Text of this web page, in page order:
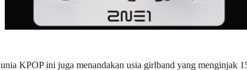
KPOP ini juga menandakan usia girlband yang menginjak